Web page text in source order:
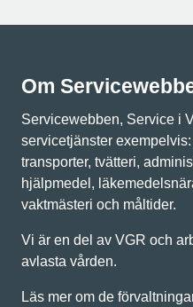
Om
Servicewebben, Service i
servicetjänster
transporter, tvätteri,
hjälpmedel,
vaktmästeri och måltider.
Vi är en del av VGR och
avlasta vården.
Läs mer om de